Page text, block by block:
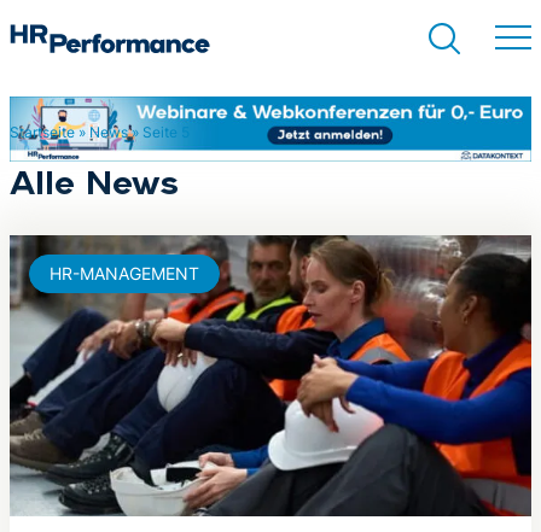
Startseite» News» Seite 5
Alle News
HR-MANAGEMENT